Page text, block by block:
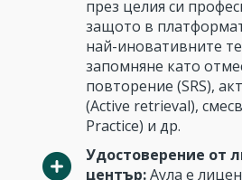
през целия си
защото в
най-иновативните
запомняне като
повторение (SRS),
(Active retrieval),
Practice) и др.
Удостоверение от
център:Аула е